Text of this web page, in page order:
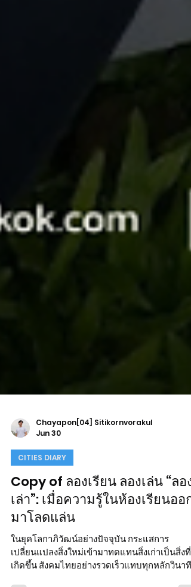
Chayapon[04] Sitikornvorakul
Jun 30
CITIES DIARY
Copy of ลองเรียน ลองเล่น “ลอง
เล่า”: เมื่อความรู้ในห้องเรียนออก
มาโลดแล่น